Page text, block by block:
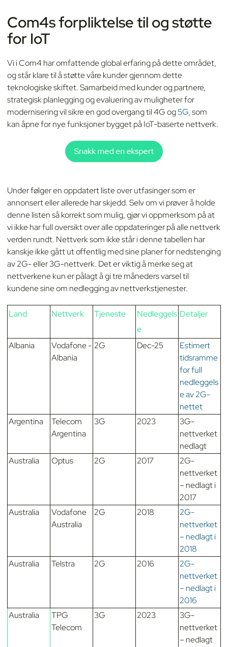
Com4s forpliktelse til og støtte
for IoT
Vi i Com4 har omfattende global erfaring på dette området,
og står klare til å støtte våre kunder gjennom dette
teknologiske skiftet. Samarbeid med kunder og partnere,
strategisk planlegging og evaluering av muligheter for
modernisering vil sikre en god overgang til 4G og5G,som
kan åpne for nye funksjoner bygget på IoT-baserte nettverk.
Under følger en oppdatert liste over utfasinger som er
annonsert eller allerede har skjedd. Selv om vi prøver å holde
denne listen så korrekt som mulig, gjør vi oppmerksom på at
vi ikke har full oversikt over alle oppdateringer på alle nettverk
verden rundt. Nettverk som ikke står i denne tabellen har
kanskje ikke gått ut offentlig med sine planer for nedstenging
av 2G- eller 3G-nettverk. Det er viktig å merke seg at
nettverkene kun er pålagt å gi tre måneders varsel til
kundene sine om nedlegging av nettverkstjenester.
Land Nettverk Tjeneste
Nedleggels
e
Detaljer
Albania
Vodafone -
Albania
2G Dec-25
Estimert
tidsramme
for full
nedleggels
e av 2G-
nettet
Argentina
Telecom
Argentina
3G 2023
3G-
nettverket
nedlagt
Australia
Optus 2G 2017
2G-
nettverket
– nedlagt i
2017
Australia
Vodafone
Australia
2G 2018
2G-
nettverket
– nedlagt i
2018
Australia
Telstra 2G 2016
2G-
nettverket
– nedlagt i
2016
Australia
TPG
Telecom
3G 2023
3G-
nettverket
– nedlagt